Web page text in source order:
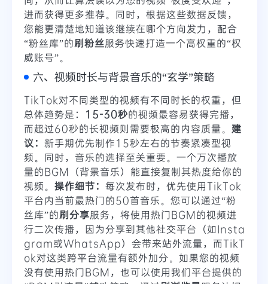
进而获得更多推荐。同时，根据这些数据反馈，
您能更清楚地知道该继续在哪个方向发力，配合
“粉丝库”的刷粉丝服务快速打造一个高权重的“权
威账号”。
六、视频时长与背景音乐的“玄学”策略
TikTok对不同类型的视频有不同时长的权重，但
总体趋势是： 15-30秒的视频最容易获得完播，
而超过60秒的长视频则需要极高的内容质量。 建
议： 新手期优先制作15秒左右的节奏紧凑型视
频。同时，音乐的选择至关重要。一个万次播放
量的BGM（背景音乐）能直接复制其热度给你的
视频。 操作细节： 每次发布时，优先使用TikTok
平台内当前最热门的50首音乐。您可以通过“粉
丝库”的刷分享服务，将使用热门BGM的视频进
行二次传播，因为分享到其他社交平台（如Insta
gram或WhatsApp）会带来站外流量，而TikT
ok对这类跨平台流量有额外加分。如果您的视频
没有使用热门BGM，也可以使用我们平台提供的